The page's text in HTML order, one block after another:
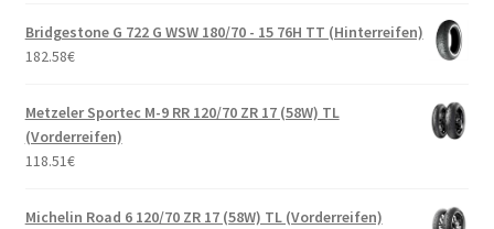
Bridgestone G 722 G WSW 180/70 - 15 76H TT (Hinterreifen)
182.58€
Metzeler Sportec M-9 RR 120/70 ZR 17 (58W) TL
(Vorderreifen)
118.51€
Michelin Road 6 120/70 ZR 17 (58W) TL (Vorderreifen)